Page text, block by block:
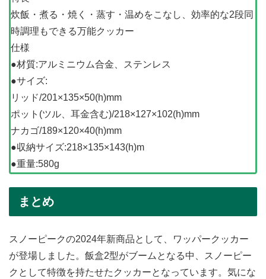
炊飯・煮る・焼く・蒸す・温めをこなし、効率的な2段同
時調理もできる万能クッカー
仕様
●材質:アルミニウム合金、ステンレス​
●サイズ:
リッド/201​×135×50(h)mm
​ポット(ツル、耳金含む)/218×127×102(h)mm​
ナカゴ/189×120×40(h)mm​
●収納サイズ:218×135×143(h)m
●重量:580g​
まとめ
スノーピークの2024年新商品として、ワッパークッカー
が登場しました。飯盒2型がブームとなる中、スノーピー
クとして特徴を持たせたクッカーとなっています。気にな